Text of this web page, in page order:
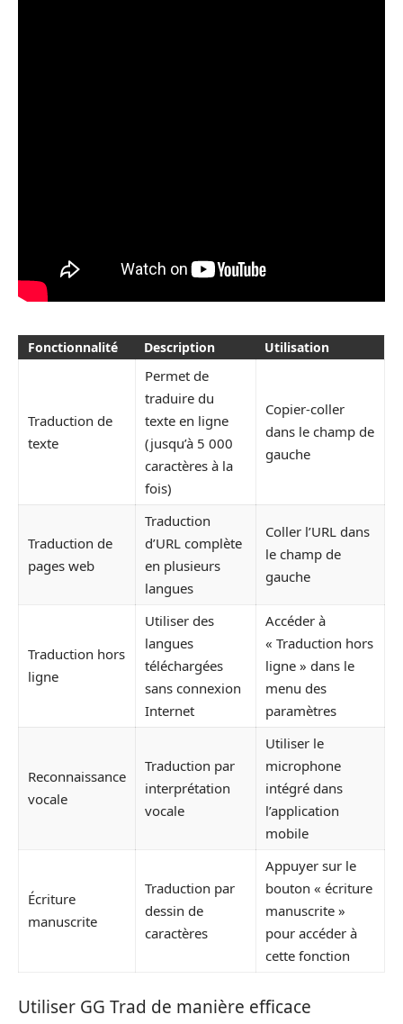
Fonctionnalité Description Utilisation
Traduction de
texte
Permet de
traduire du
texte en ligne
(jusqu’à 5 000
caractères à la
fois)
Copier-coller
dans le champ de
gauche
Traduction de
pages web
Traduction
d’URL complète
en plusieurs
langues
Coller l’URL dans
le champ de
gauche
Traduction hors
ligne
Utiliser des
langues
téléchargées
sans connexion
Internet
Accéder à
« Traduction hors
ligne » dans le
menu des
paramètres
Reconnaissance
vocale
Traduction par
interprétation
vocale
Utiliser le
microphone
intégré dans
l’application
mobile
Écriture
manuscrite
Traduction par
dessin de
caractères
Appuyer sur le
bouton « écriture
manuscrite »
pour accéder à
cette fonction
Utiliser GG Trad de manière efficace